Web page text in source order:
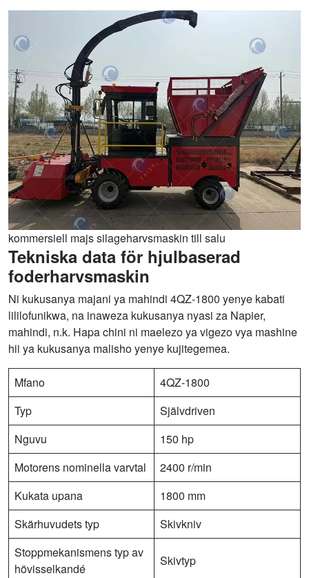
kommersiell majs silageharvsmaskin till salu
Tekniska data för hjulbaserad
foderharvsmaskin
Ni kukusanya majani ya mahindi 4QZ-1800 yenye kabati
lililofunikwa, na inaweza kukusanya nyasi za Napier,
mahindi, n.k. Hapa chini ni maelezo ya vigezo vya mashine
hii ya kukusanya malisho yenye kujitegemea.
Mfano
4QZ-1800
Typ
Självdriven
Nguvu
150 hp
Motorens nominella varvtal
2400 r/min
Kukata upana
1800 mm
Skärhuvudets typ
Skivkniv
Stoppmekanismens typ av
hövisselkandé
Skivtyp